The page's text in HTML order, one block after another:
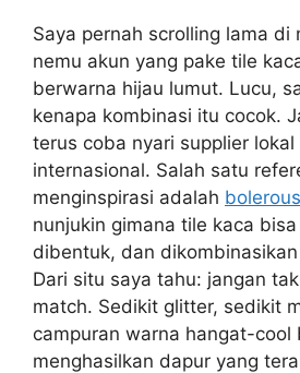
Saya pernah scrolling lama di
nemu akun yang pake tile
berwarna hijau lumut. Lucu,
kenapa kombinasi itu cocok.
terus coba nyari supplier lokal
internasional. Salah satu
menginspirasi adalah
nunjukin gimana tile kaca
dibentuk, dan
Dari situ saya tahu: jangan
match. Sedikit glitter, sedikit
campuran warna hangat-cool
menghasilkan dapur yang